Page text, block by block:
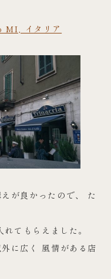
イタリア
が良かったので、 た
てもらえました。
に広く 風情がある店